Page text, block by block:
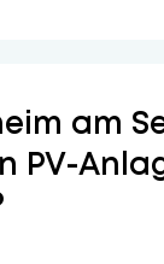
am
PV-